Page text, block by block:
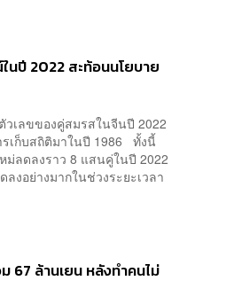
ปี 2022 สะท้อนนโยบาย
วเลขของคู่สมรสในจีนปี 2022
เก็บสถิติมาในปี 1986 ทั้งนี้
ม่ลดลงราว 8 แสนคู่ในปี 2022
งอย่างมากในช่วงระยะเวลา
67 ล้านเยน หลังทำคนไม่